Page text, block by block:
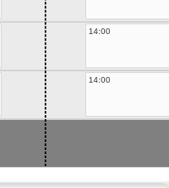
14:00
14:00